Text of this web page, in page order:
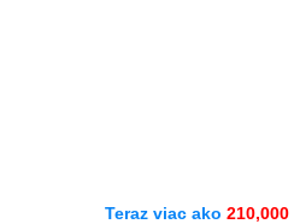
Teraz viac ako 210,000